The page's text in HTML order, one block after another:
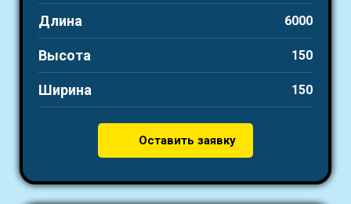
Длина 6000
Высота 150
Ширина 150
Оставить заявку